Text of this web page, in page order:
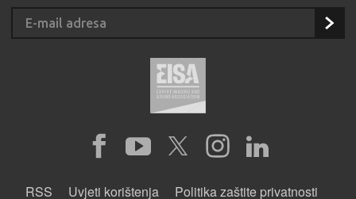
RSS Uvjeti korištenja Politika zaštite privatnosti